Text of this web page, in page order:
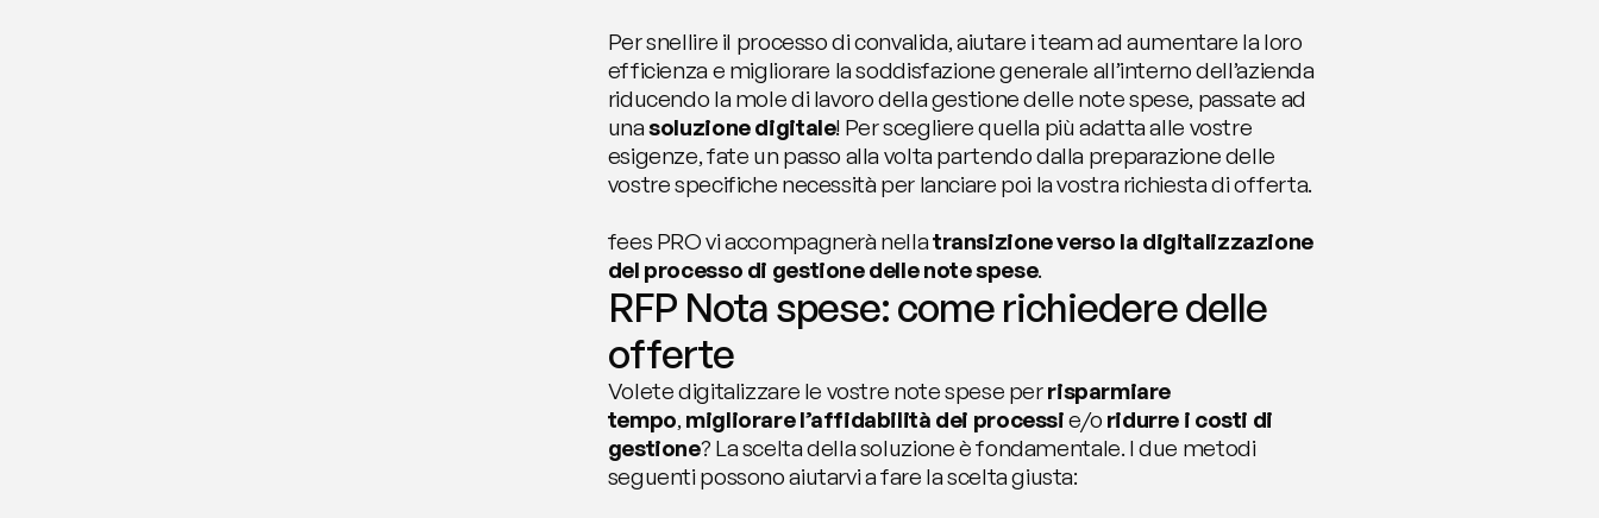
Per snellire il processo di convalida, aiutare i team ad aumentare la loro
efficienza e migliorare la soddisfazione generale all’interno dell’azienda
riducendo la mole di lavoro della gestione delle note spese, passate ad
una soluzione digitale! Per scegliere quella più adatta alle vostre
esigenze, fate un passo alla volta partendo dalla preparazione delle
vostre specifiche necessità per lanciare poi la vostra richiesta di offerta.
fees PRO vi accompagnerà nella transizione verso la digitalizzazione
del processo di gestione delle note spese.
RFP Nota spese: come richiedere delle
offerte
Volete digitalizzare le vostre note spese per risparmiare
tempo, migliorare l’affidabilità dei processi e/o ridurre i costi di
gestione? La scelta della soluzione è fondamentale. I due metodi
seguenti possono aiutarvi a fare la scelta giusta: